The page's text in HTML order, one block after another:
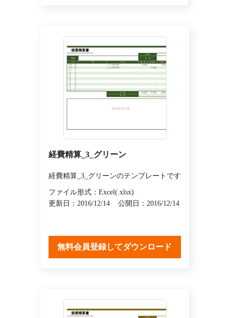
経費精算_3_グリーン
経費精算_3_グリーンのテンプレートです
ファイル形式：Excel(.xlsx)
更新日：2016/12/14
公開日：2016/12/14
無料会員登録してダウンロード